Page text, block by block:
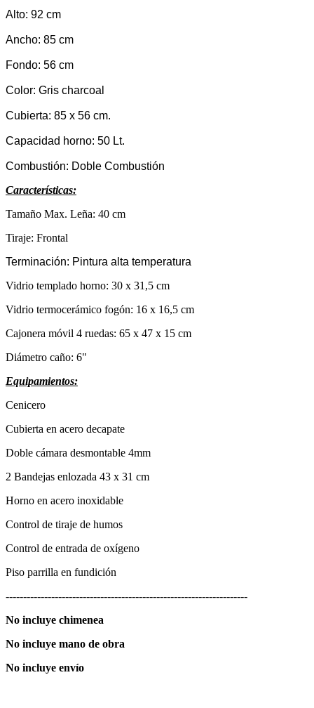
Alto: 92 cm
Ancho: 85 cm
Fondo: 56 cm
Color: Gris charcoal
Cubierta: 85 x 56 cm.
Capacidad horno: 50 Lt.
Combustión: Doble Combustión
Características:
Tamaño Max. Leña: 40 cm
Tiraje: Frontal
Terminación: Pintura alta temperatura
Vidrio templado horno: 30 x 31,5 cm
Vidrio termocerámico fogón: 16 x 16,5 cm
Cajonera móvil 4 ruedas: 65 x 47 x 15 cm
Diámetro caño: 6"
Equipamientos:
Cenicero
Cubierta en acero decapate
Doble cámara desmontable 4mm
2 Bandejas enlozada 43 x 31 cm
Horno en acero inoxidable
Control de tiraje de humos
Control de entrada de oxígeno
Piso parrilla en fundición
---------------------------------------------------------------------
No incluye chimenea
No incluye mano de obra
No incluye envío